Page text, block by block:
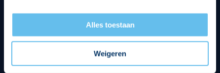
Alles toestaan
Weigeren